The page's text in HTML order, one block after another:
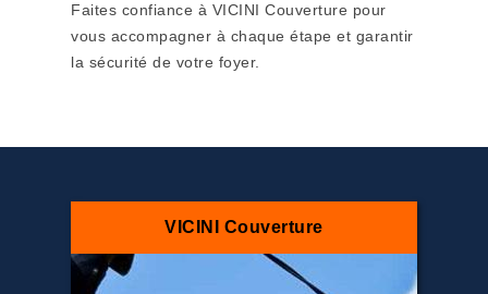
Faites confiance à VICINI Couverture pour
vous accompagner à chaque étape et garantir
la sécurité de votre foyer.
VICINI Couverture